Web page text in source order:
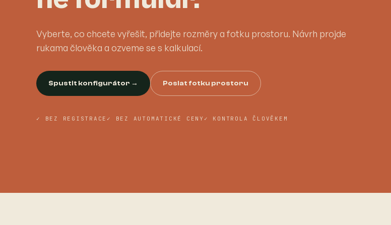
Vyberte, co chcete vyřešit, přidejte rozměry a fotku prostoru. Návrh projde
rukama člověka a ozveme se s kalkulací.
Spustit konfigurátor → Poslat fotku prostoru
✓ BEZ REGISTRACE ✓ BEZ AUTOMATICKÉ CENY ✓ KONTROLA ČLOVĚKEM